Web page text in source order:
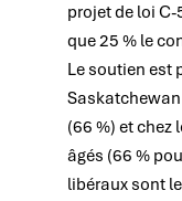
projet de loi
que 25 % le
Le soutien est
(66 %) et
âgés (66 %
libéraux sont